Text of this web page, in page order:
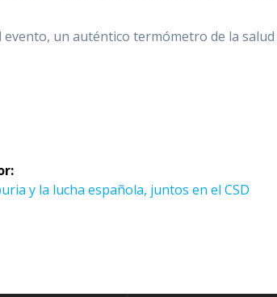
evento, un auténtico termómetro de la
y la lucha española, juntos en el CSD